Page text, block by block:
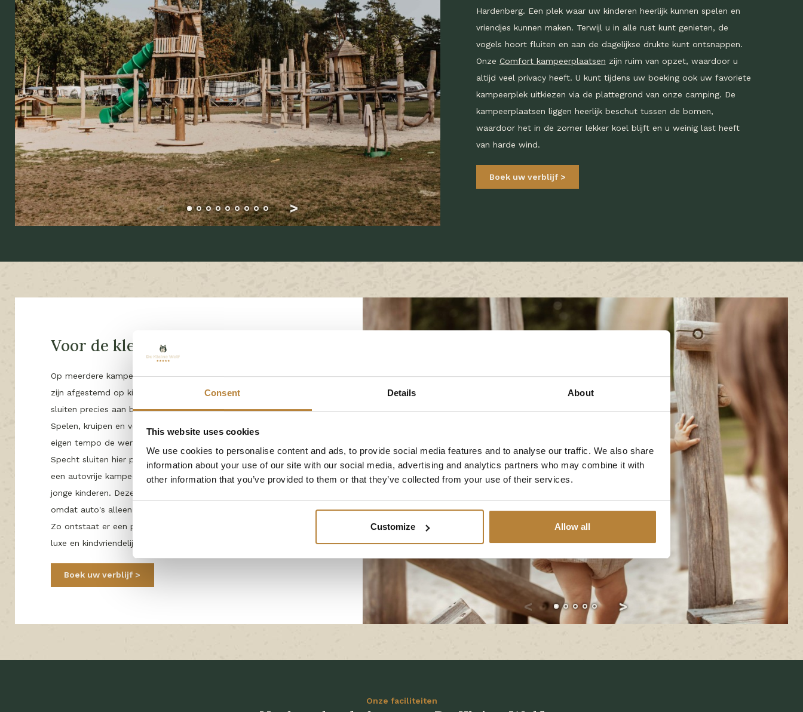
Consent Details About
This website uses cookies
We use cookies to personalise content and ads, to provide social media features and to analyse our traffic. We also share
information about your use of our site with our social media, advertising and analytics partners who may combine it with
other information that you’ve provided to them or that they’ve collected from your use of their services.
Customize Allow all
Hardenberg. Een plek waar uw kinderen heerlijk kunnen spelen en
vriendjes kunnen maken. Terwijl u in alle rust kunt genieten, de
vogels hoort fluiten en aan de dagelijkse drukte kunt ontsnappen.
Onze Comfort kampeerplaatsen zijn ruim van opzet, waardoor u
altijd veel privacy heeft. U kunt tijdens uw boeking ook uw favoriete
kampeerplek uitkiezen via de plattegrond van onze camping. De
kampeerplaatsen liggen heerlijk beschut tussen de bomen,
waardoor het in de zomer lekker koel blijft en u weinig last heeft
van harde wind.
Boek uw verblijf
Voor de kleinste avonturiers
Op meerdere kampeervelden vindt u speeltoestellen die speciaal
zijn afgestemd op kinderen van 0 tot 4 jaar. Ze zijn speels, veilig en
sluiten precies aan bij wat de allerkleinsten al kunnen en durven.
Spelen, kruipen en voorzichtig klimmen: hier ontdekt uw kleintje op
eigen tempo de wereld om zich heen. Velden zoals Fazant en
Specht sluiten hier prachtig op aan. Op deze velden kiest u voor
een autovrije kampeerplaats, ideaal wanneer u komt kamperen met
jonge kinderen. Deze plekken bieden net dat beetje extra veiligheid,
omdat auto's alleen op aankomst en vertrek worden toegelaten.
Zo ontstaat er een plek waar buitenspelen vanzelf gaat en waar
luxe en kindvriendelijkheid op het allerhoogste niveau samenkomen.
Boek uw verblijf
Onze faciliteiten